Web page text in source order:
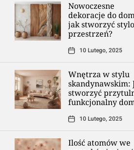
Nowoczesne
dekoracje do
jak stworzyć
przestrzeń?
10 Lutego, 2025
Wnętrza w stylu
skandynawskim:
stworzyć
funkcjonalny
10 Lutego, 2025
Ilość atomów we